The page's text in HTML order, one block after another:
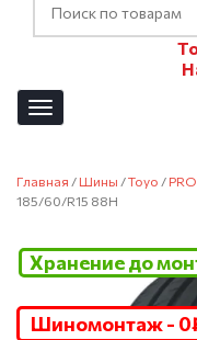
Главная / Шины /Toyo /
185/60/R15 88H
Шиномонтаж -
Хранение до